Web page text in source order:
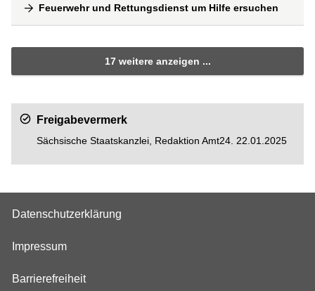
Feuerwehr und Rettungsdienst um Hilfe ersuchen
17 weitere anzeigen ...
Freigabevermerk
Sächsische Staatskanzlei, Redaktion Amt24. 22.01.2025
Datenschutzerklärung
Impressum
Barrierefreiheit